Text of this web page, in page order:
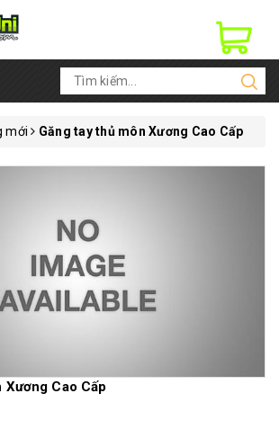
mới Găng tay thủ môn Xương Cao Cấp
Xương Cao Cấp